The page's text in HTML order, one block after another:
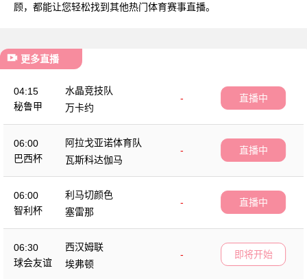
顾，都能让您轻松找到其他热门体育赛事直播。
更多直播
04:15
秘鲁甲
水晶竞技队
-
万卡约
直播中
06:00
巴西杯
阿拉戈亚诺体育队
-
瓦斯科达伽马
直播中
06:00
智利杯
利马切颜色
-
塞雷那
直播中
06:30
球会友谊
西汉姆联
-
埃弗顿
即将开始